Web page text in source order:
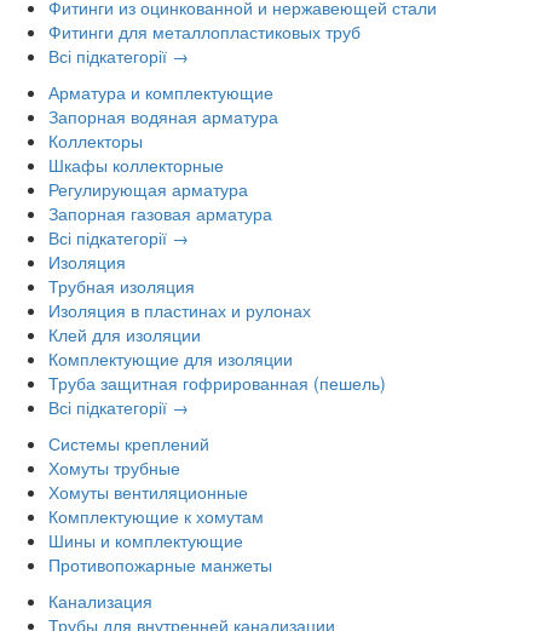
Фитинги из оцинкованной и нержавеющей стали
Фитинги для металлопластиковых труб
Всі підкатегорії →
Арматура и комплектующие
Запорная водяная арматура
Коллекторы
Шкафы коллекторные
Регулирующая арматура
Запорная газовая арматура
Всі підкатегорії →
Изоляция
Трубная изоляция
Изоляция в пластинах и рулонах
Клей для изоляции
Комплектующие для изоляции
Труба защитная гофрированная (пешель)
Всі підкатегорії →
Системы креплений
Хомуты трубные
Хомуты вентиляционные
Комплектующие к хомутам
Шины и комплектующие
Противопожарные манжеты
Канализация
Трубы для внутренней канализации